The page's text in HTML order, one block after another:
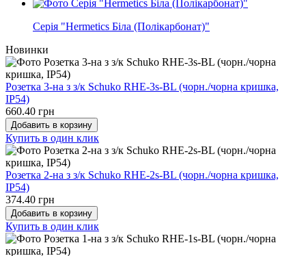
Серія "Hermetics Біла (Полікарбонат)"
Новинки
Розетка 3-на з з/к Schuko RHE-3s-BL (чорн./чорна кришка,
IP54)
660.40 грн
Добавить в корзину
Купить в один клик
Розетка 2-на з з/к Schuko RHE-2s-BL (чорн./чорна кришка,
IP54)
374.40 грн
Добавить в корзину
Купить в один клик